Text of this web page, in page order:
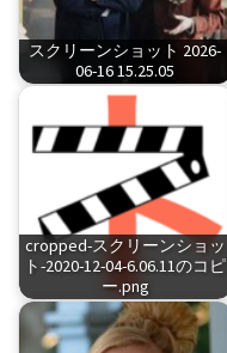
スクリーンショット 2026-
06-16 15.25.05
cropped-スクリーンショッ
ト-2020-12-04-6.06.11のコピ
ー.png